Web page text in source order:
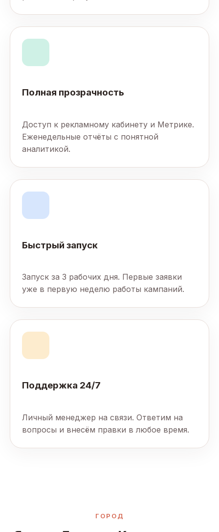
Полная прозрачность
Доступ к рекламному кабинету и Метрике.
Еженедельные отчёты с понятной
аналитикой.
Быстрый запуск
Запуск за 3 рабочих дня. Первые заявки
уже в первую неделю работы кампаний.
Поддержка 24/7
Личный менеджер на связи. Ответим на
вопросы и внесём правки в любое время.
ГОРОД